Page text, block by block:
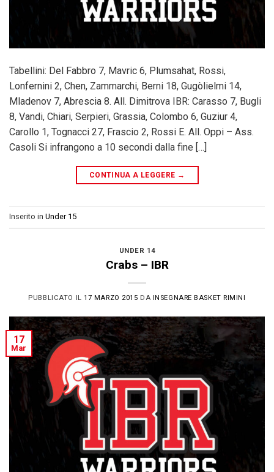
Tabellini: Del Fabbro 7, Mavric 6, Plumsahat, Rossi,
Lonfernini 2, Chen, Zammarchi, Berni 18, Gugòlielmi 14,
Mladenov 7, Abrescia 8. All. Dimitrova IBR: Carasso 7, Bugli
8, Vandi, Chiari, Serpieri, Grassia, Colombo 6, Guziur 4,
Carollo 1, Tognacci 27, Frascio 2, Rossi E. All. Oppi – Ass.
Casoli Si infrangono a 10 secondi dalla fine […]
CONTINUA A LEGGERE →
Inserito in Under 15
UNDER 14
Crabs – IBR
PUBBLICATO IL17 MARZO 2015 DA INSEGNARE BASKET RIMINI
17
Mar